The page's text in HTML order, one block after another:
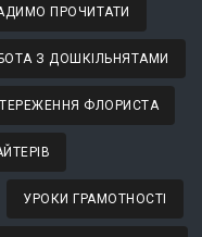
ПРОЧИТАТИ
З ДОШКІЛЬНЯТАМИ
ФЛОРИСТА
УРОКИ ГРАМОТНОСТІ